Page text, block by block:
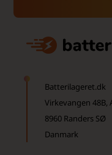
Batterilageret.dk
Virkevangen 48B,
8960 Randers SØ
Danmark